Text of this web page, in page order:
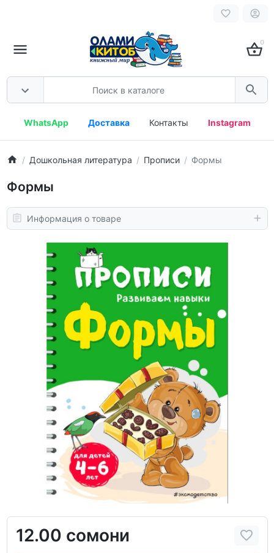
0
WhatsApp Доставка Контакты Instagram
Дошкольная литература Прописи Формы
Формы
Информация о товаре
12.00 сомони